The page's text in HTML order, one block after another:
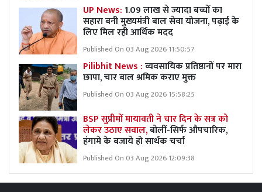
UP News:1.09 लाख से ज्यादा बच्चों का
सहारा बनी मुख्यमंत्री बाल सेवा योजना, पढ़ाई के
लिए मिल रही आर्थिक मदद
Published On 03 Aug 2026 11:50:57
Pilibhit News :व्यवसायिक प्रतिष्ठानों पर मारा
छापा, चार बाल श्रमिक कराए मुक्त
Published On 03 Aug 2026 15:58:25
BSP सुप्रीमों मायावती ने चार दिन के सत्र को
लेकर उठाए सवाल,बोलीं-सिर्फ औपचारिक,
हंगामे के बजाये हो सार्थक चर्चा
Published On 03 Aug 2026 12:09:38